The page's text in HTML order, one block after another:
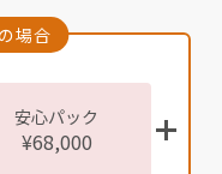
場合
安心パック
¥68,000